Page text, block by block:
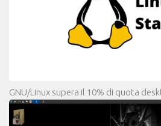
GNU/Linux supera il 10% di quota